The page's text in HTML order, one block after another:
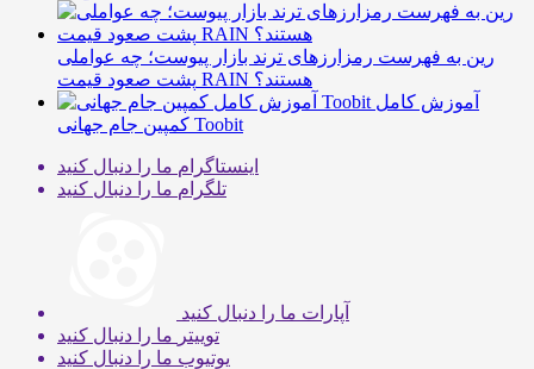
رین به فهرست رمزارزهای ترند بازار پیوست؛ چه عواملی
پشت صعود قیمت RAIN هستند؟
آموزش کامل
کمپین جام جهانی Toobit
اینستاگرام ما را دنبال کنید
تلگرام ما را دنبال کنید
آپارات ما را دنبال کنید
توییتر ما را دنبال کنید
یوتیوب ما را دنبال کنید